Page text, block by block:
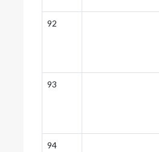
92
93
94